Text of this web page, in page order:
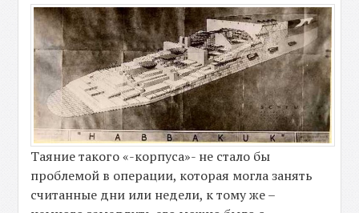
Таяние такого «-корпуса»- не стало бы
проблемой в операции, которая могла занять
считанные дни или недели, к тому же –